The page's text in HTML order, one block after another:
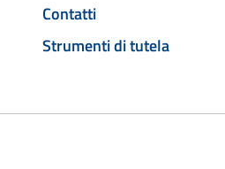
Contatti
Strumenti di tutela